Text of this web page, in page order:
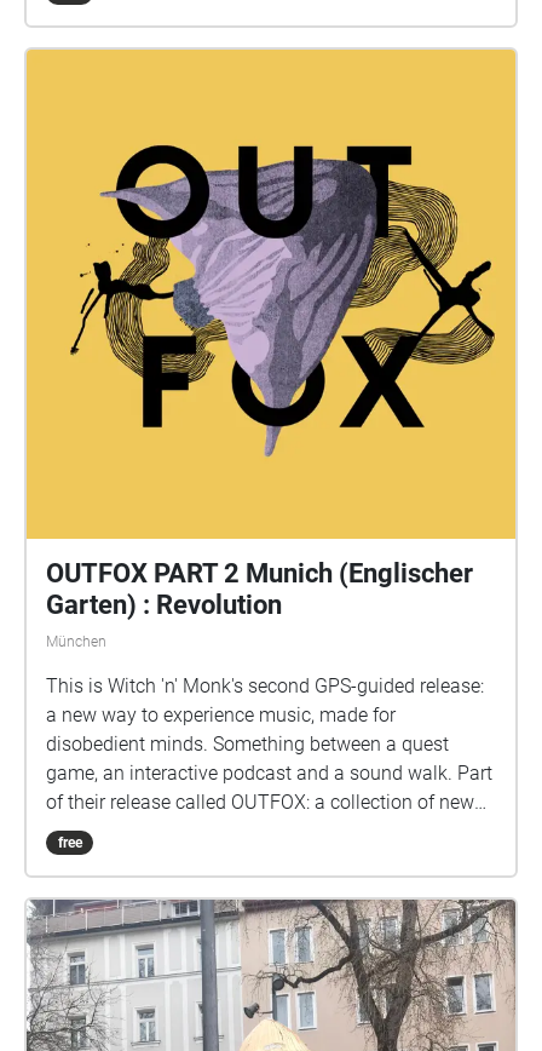
Pagamento click here:
OUTFOX PART 2 Munich (Englischer
Garten) : Revolution
München
This is Witch 'n' Monk's second GPS-guided release:
a new way to experience music, made for
disobedient minds. Something between a quest
game, an interactive podcast and a sound walk. Part
of their release called OUTFOX: a collection of new
music on the theme of radical creativity. To
download Revolution click here:
free